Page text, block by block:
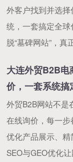
外客户找到并选
统，一套搞定全
脱“墓碑网站”，真
大连外贸B2B电
价，一套系统搞
外贸B2B网站不是
在线询价，每一
优化产品展示、
SEO与GEO优化